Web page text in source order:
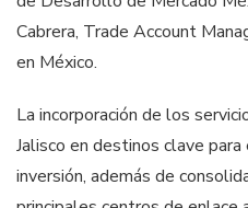
Cabrera, Trade Account
en México.
La incorporación de los
Jalisco en destinos clave
inversión, además de